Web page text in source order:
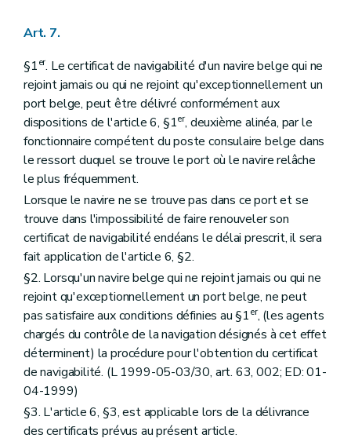
Art. 7.
§1er. Le certificat de navigabilité d'un navire belge qui ne
rejoint jamais ou qui ne rejoint qu'exceptionnellement un
port belge, peut être délivré conformément aux
dispositions de l'article 6, §1er, deuxième alinéa, par le
fonctionnaire compétent du poste consulaire belge dans
le ressort duquel se trouve le port où le navire relâche
le plus fréquemment.
Lorsque le navire ne se trouve pas dans ce port et se
trouve dans l'impossibilité de faire renouveler son
certificat de navigabilité endéans le délai prescrit, il sera
fait application de l'article 6, §2.
§2. Lorsqu'un navire belge qui ne rejoint jamais ou qui ne
rejoint qu'exceptionnellement un port belge, ne peut
pas satisfaire aux conditions définies au §1er, (les agents
chargés du contrôle de la navigation désignés à cet effet
déterminent) la procédure pour l'obtention du certificat
de navigabilité. (L 1999-05-03/30, art. 63, 002; ED: 01-
04-1999)
§3. L'article 6, §3, est applicable lors de la délivrance
des certificats prévus au présent article.